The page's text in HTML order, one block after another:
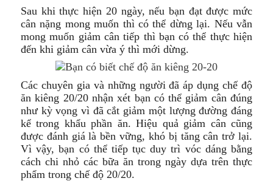
Sau khi thực hiện 20 ngày, nếu bạn đạt được mức
cân nặng mong muốn thì có thể dừng lại. Nếu vẫn
mong muốn giảm cân tiếp thì bạn có thể thực hiện
đến khi giảm cân vừa ý thì mới dừng.
Các chuyên gia và những người đã áp dụng chế độ
ăn kiêng 20/20 nhận xét bạn có thể giảm cân đúng
như kỳ vọng vì đã cắt giảm một lượng đường đáng
kể trong khẩu phần ăn. Hiệu quả giảm cân cũng
được đánh giá là bền vững, khó bị tăng cân trở lại.
Vì vậy, bạn có thể tiếp tục duy trì vóc dáng bằng
cách chi nhỏ các bữa ăn trong ngày dựa trên thực
phẩm trong chế độ 20/20.